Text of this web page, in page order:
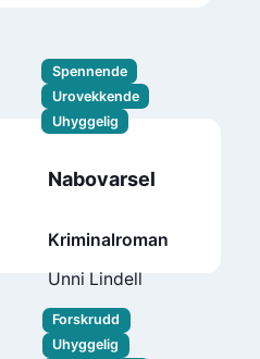
Spennende
Urovekkende
Uhyggelig
Nabovarsel
Kriminalroman
Unni Lindell
Forskrudd
Uhyggelig